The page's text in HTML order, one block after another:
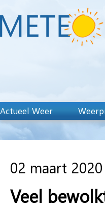
Actueel Weer
02 maart
Veel